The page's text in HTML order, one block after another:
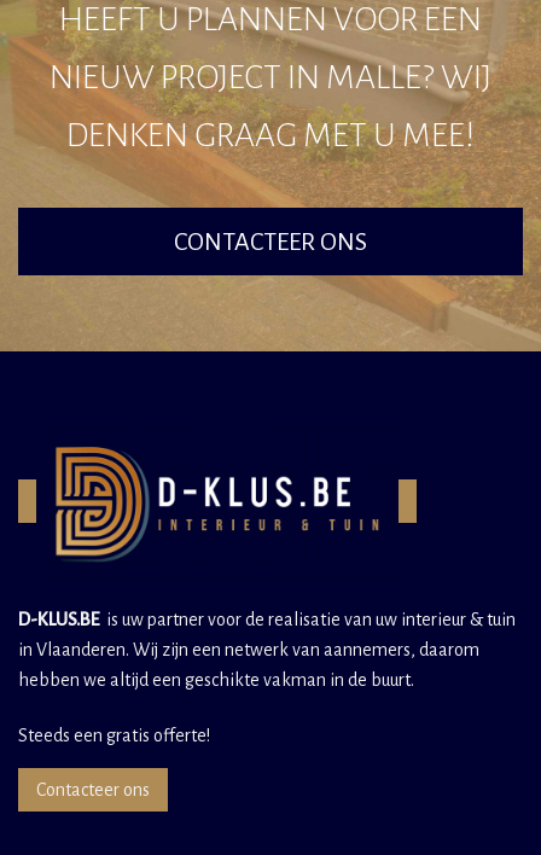
HEEFT U PLANNEN VOOR EEN
NIEUW PROJECT IN MALLE? WIJ
DENKEN GRAAG MET U MEE!
CONTACTEER ONS
D-KLUS.BEis uw partner voor de realisatie van uw interieur & tuin
in Vlaanderen. Wij zijn een netwerk van aannemers, daarom
hebben we altijd een geschikte vakman in de buurt.
Steeds een gratis offerte!
Contacteer ons